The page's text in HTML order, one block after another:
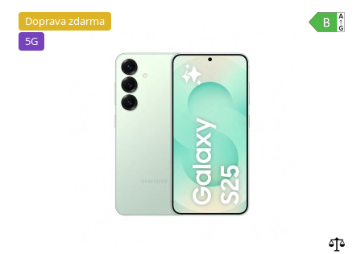
Doprava zdarma
5G